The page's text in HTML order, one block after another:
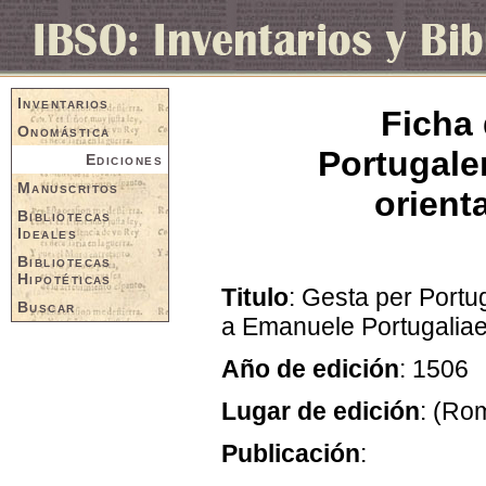
Inventarios
Onomástica
Ediciones
Manuscritos
Bibliotecas
Ideales
Bibliotecas
Hipotéticas
Buscar
Ficha
Titulo: Gesta per
a Emanuele
Año de edición: 1506
Lugar de edición:
Publicación: